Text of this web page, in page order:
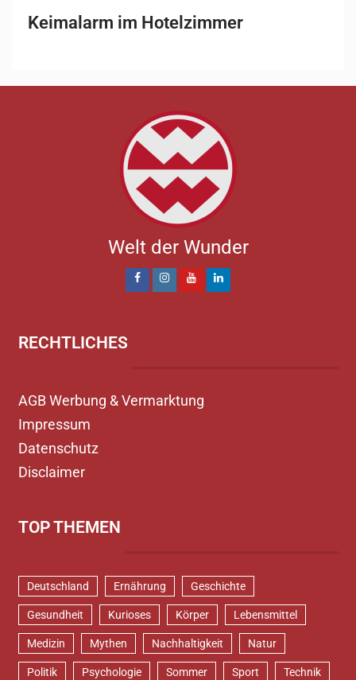
Keimalarm im Hotelzimmer
Welt der Wunder
RECHTLICHES
AGB Werbung & Vermarktung
Impressum
Datenschutz
Disclaimer
TOP THEMEN
Deutschland Ernährung Geschichte
Gesundheit Kurioses Körper Lebensmittel
Medizin Mythen Nachhaltigkeit Natur
Politik Psychologie Sommer Sport Technik